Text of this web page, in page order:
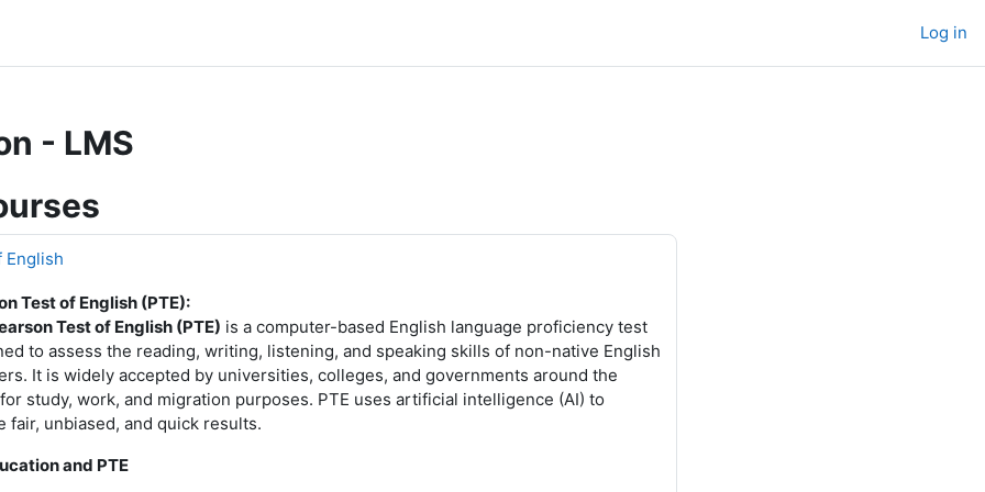
Log in
- LMS
English
Test of English (PTE):
Test of English (PTE) is a computer-based English language proficiency test
to assess the reading, writing, listening, and speaking skills of non-native English
It is widely accepted by universities, colleges, and governments around the
study, work, and migration purposes. PTE uses artificial intelligence (AI) to
fair, unbiased, and quick results.
and PTE